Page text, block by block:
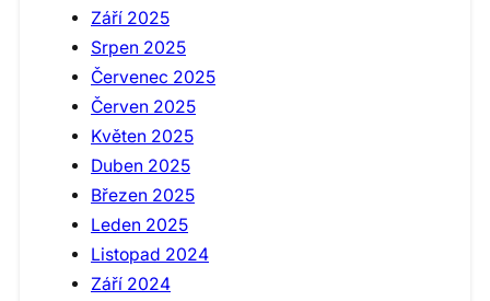
Září 2025
Srpen 2025
Červenec 2025
Červen 2025
Květen 2025
Duben 2025
Březen 2025
Leden 2025
Listopad 2024
Září 2024